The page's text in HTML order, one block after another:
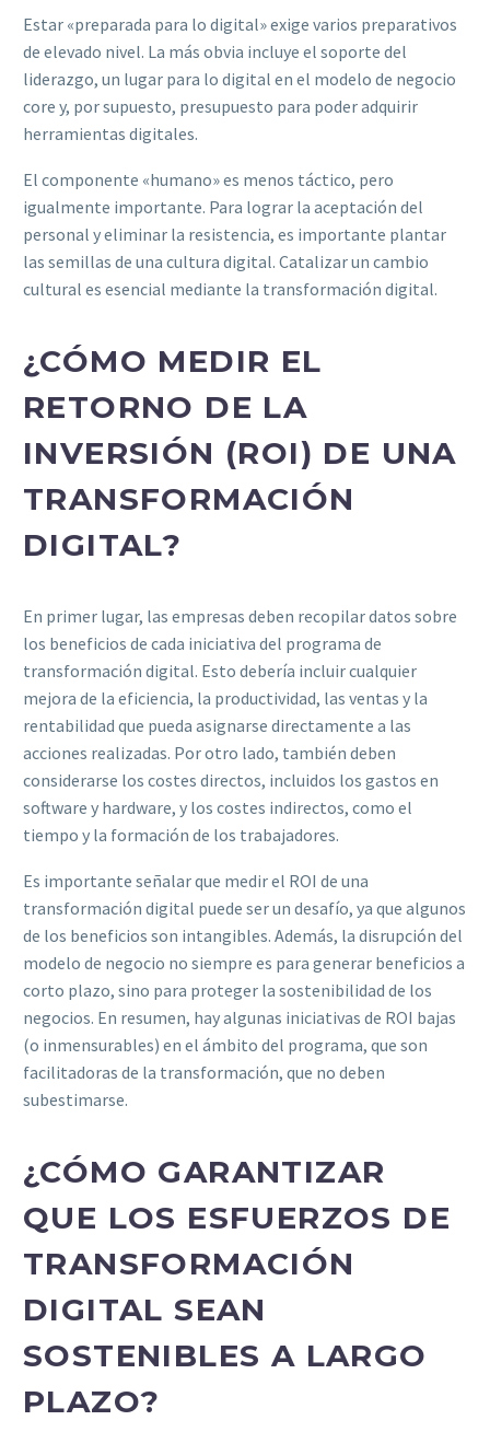
Estar «preparada para lo digital» exige varios preparativos
de elevado nivel. La más obvia incluye el soporte del
liderazgo, un lugar para lo digital en el modelo de negocio
core y, por supuesto, presupuesto para poder adquirir
herramientas digitales.
El componente «humano» es menos táctico, pero
igualmente importante. Para lograr la aceptación del
personal y eliminar la resistencia, es importante plantar
las semillas de una cultura digital. Catalizar un cambio
cultural es esencial mediante la transformación digital.
¿CÓMO MEDIR EL
RETORNO DE LA
INVERSIÓN (ROI) DE UNA
TRANSFORMACIÓN
DIGITAL?
En primer lugar, las empresas deben recopilar datos sobre
los beneficios de cada iniciativa del programa de
transformación digital. Esto debería incluir cualquier
mejora de la eficiencia, la productividad, las ventas y la
rentabilidad que pueda asignarse directamente a las
acciones realizadas. Por otro lado, también deben
considerarse los costes directos, incluidos los gastos en
software y hardware, y los costes indirectos, como el
tiempo y la formación de los trabajadores.
Es importante señalar que medir el ROI de una
transformación digital puede ser un desafío, ya que algunos
de los beneficios son intangibles. Además, la disrupción del
modelo de negocio no siempre es para generar beneficios a
corto plazo, sino para proteger la sostenibilidad de los
negocios. En resumen, hay algunas iniciativas de ROI bajas
(o inmensurables) en el ámbito del programa, que son
facilitadoras de la transformación, que no deben
subestimarse.
¿CÓMO GARANTIZAR
QUE LOS ESFUERZOS DE
TRANSFORMACIÓN
DIGITAL SEAN
SOSTENIBLES A LARGO
PLAZO?